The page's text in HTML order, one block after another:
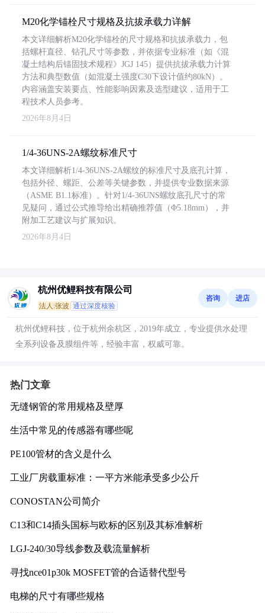
M20化学锚栓尺寸规格及抗拔承载力详解
本文详细解析M20化学锚栓的尺寸规格和抗拔承载力，包
括螺杆直径、钻孔尺寸等参数，并依据专业标准（如《混
凝土结构后锚固技术规程》JGJ 145）提供抗拔承载力计算
方法和典型数值（如混凝土强度C30下设计值约80kN）。
内容涵盖安装要点、性能影响因素及选型建议，适用于工
程技术人员参考。
2026年8月4日
1/4-36UNS-2A螺纹标准尺寸
本文详细解析1/4-36UNS-2A螺纹的标准尺寸及底孔计算，
包括外径、螺距、公差等关键参数，并提供专业数据来源
（ASME B1.1标准）。针对1/4-36UNS螺纹底孔尺寸的常
见疑问，通过公式推导给出精确推荐值（Φ5.18mm），并
附加工艺建议与扩展知识。
2026年8月4日
杭州优鲤科技有限公司
法人:张波 通过深度核验
咨询 进店
杭州优鲤科技，位于杭州余杭区，2019年成立，专业提供水处理
全系列设备及膜组件等，经验丰富，权威可靠。
热门文章
无缝钢管的常用规格及壁厚
生活中常见的传感器有哪些呢
PE100管材的含义是什么
工业厂房载重标准：一平方米能承受多少公斤
CONOSTAN公司简介
C13和C14插头国标与欧标的区别及其标准解析
LGJ-240/30导线参数及载流量解析
寻找nce01p30k MOSFET管的合适替代型号
电梯的尺寸有哪些规格